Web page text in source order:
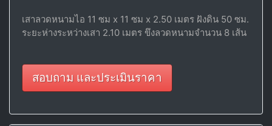
เสาลวดหนามไอ 11 ซม x 11 ซม x 2.50 เมตร ฝังดิน 50 ซม.
ระยะห่างระหว่างเสา 2.10 เมตร ขึงลวดหนามจำนวน 8 เส้น
สอบถาม และประเมินราคา